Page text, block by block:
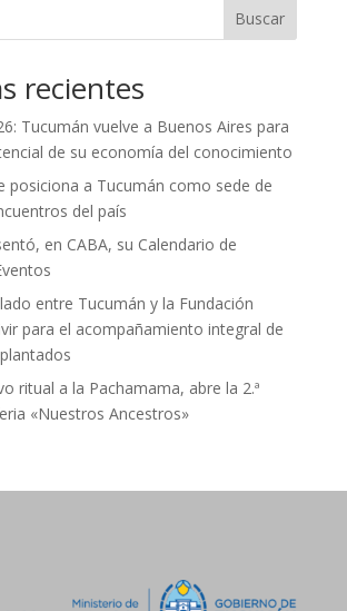
Buscar
recientes
Tucumán vuelve a Buenos Aires para
de su economía del conocimiento
posiciona a Tucumán como sede de
del país
en CABA, su Calendario de
entre Tucumán y la Fundación
para el acompañamiento integral de
ritual a la Pachamama, abre la 2.ª
«Nuestros Ancestros»